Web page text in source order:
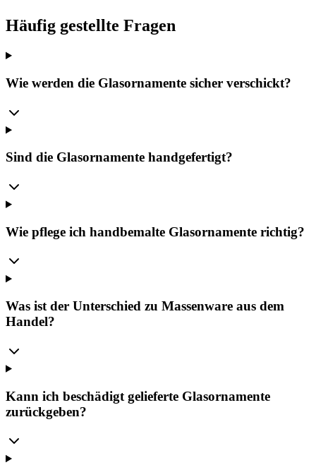
Häufig gestellte Fragen
Wie werden die Glasornamente sicher verschickt?
Sind die Glasornamente handgefertigt?
Wie pflege ich handbemalte Glasornamente richtig?
Was ist der Unterschied zu Massenware aus dem
Handel?
Kann ich beschädigt gelieferte Glasornamente
zurückgeben?